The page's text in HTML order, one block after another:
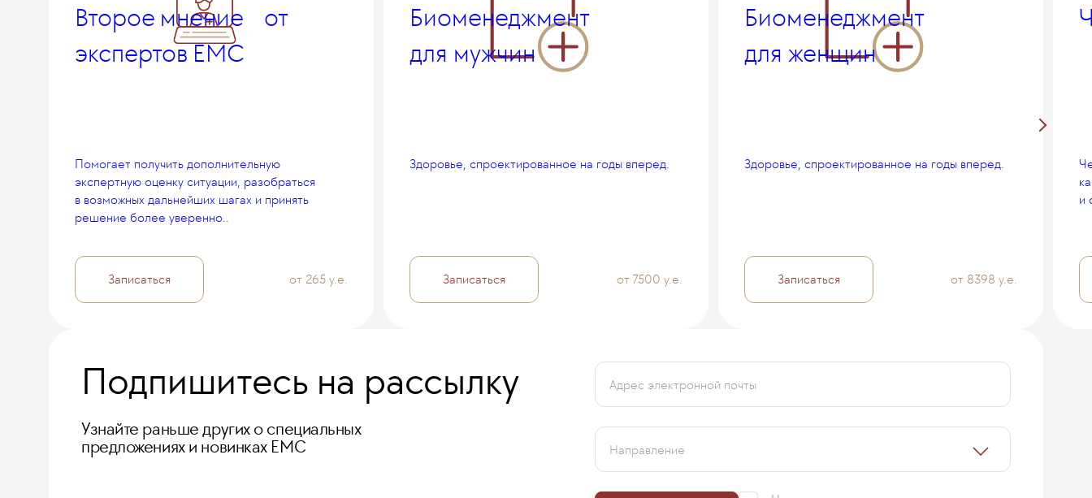
Второе мнение от
экспертов EMC
Помогает получить дополнительную
экспертную оценку ситуации, разобраться
в возможных дальнейших шагах и принять
решение более уверенно..
Записаться от 265 у.е.
Биоменеджмент
для мужчин
Здоровье, спроектированное на годы вперед.
Записаться от 7500 у.е.
Биоменеджмент
для женщин
Здоровье, спроектированное на годы вперед.
Записаться от 8398 у.е.
и
Подпишитесь на рассылку
Узнайте раньше других о специальных
предложениях и новинках ЕМС
Адрес электронной почты
Направление